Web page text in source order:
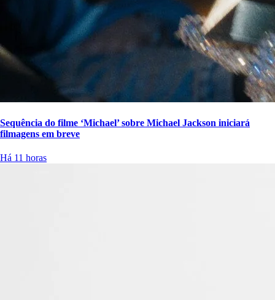
Sequência do filme ‘Michael’ sobre Michael Jackson iniciará
filmagens em breve
Há 11 horas